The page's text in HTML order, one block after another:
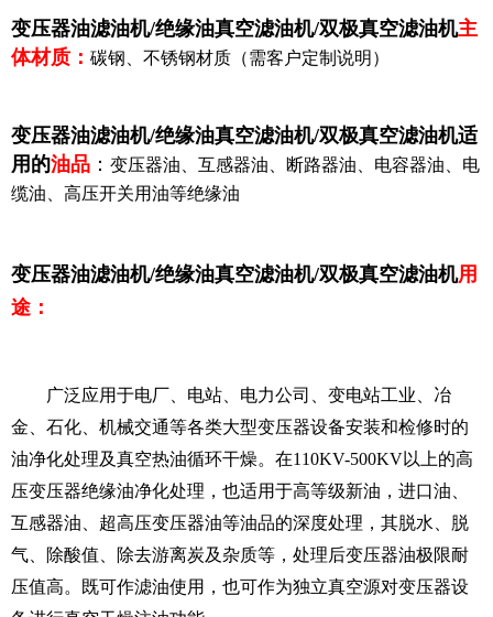
变压器油滤油机/绝缘油真空滤油机/双极真空滤油机主
体材质 ： 碳钢、不锈钢材质（需客户定制说明）
变压器油滤油机/绝缘油真空滤油机/双极真空滤油机适
用的油品 ： 变压器油、互感器油、断路器油、电容器油、电
缆油、高压开关用油等绝缘油
变压器油滤油机/绝缘油真空滤油机/双极真空滤油机用
途：
广泛应用于电厂、电站、电力公司、变电站工业、冶
金、石化、机械交通等各类大型变压器设备安装和检修时的
油净化处理及真空热油循环干燥。在110KV-500KV以上的高
压变压器绝缘油净化处理，也适用于高等级新油，进口油、
互感器油、超高压变压器油等油品的深度处理，其脱水、脱
气、除酸值、除去游离炭及杂质等，处理后变压器油极限耐
压值高。既可作滤油使用，也可作为独立真空源对变压器设